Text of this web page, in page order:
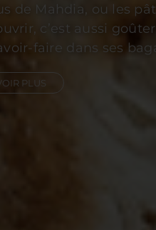
force des ovations.
les minarets
PLUS